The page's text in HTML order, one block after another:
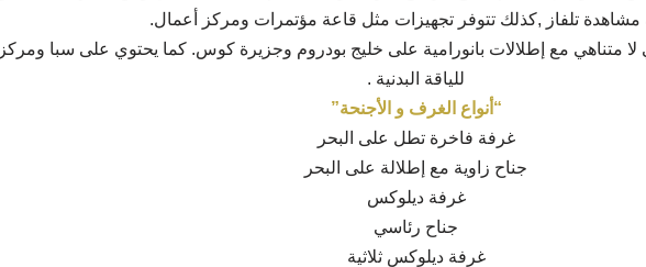
تلفاز ,كذلك تتوفر تجهيزات مثل قاعة مؤتمرات ومركز أعمال.
متناهي مع إطلالات بانورامية على خليج بودروم وجزيرة كوس. كما يحتوي على سبا ومركز
للياقة البدنية .
“أنواع الغرف و الأجنحة”
غرفة فاخرة تطل على البحر
جناح زاوية مع إطلالة على البحر
غرفة ديلوكس
جناح رئاسي
غرفة ديلوكس ثلاثية